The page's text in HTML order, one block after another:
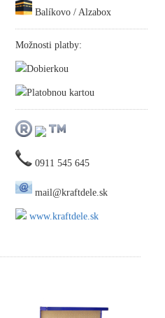
Balíkovo / Alzabox
Možnosti platby:
Dobierkou
Platobnou kartou
0911 545 645
mail@kraftdele.sk
www.kraftdele.sk